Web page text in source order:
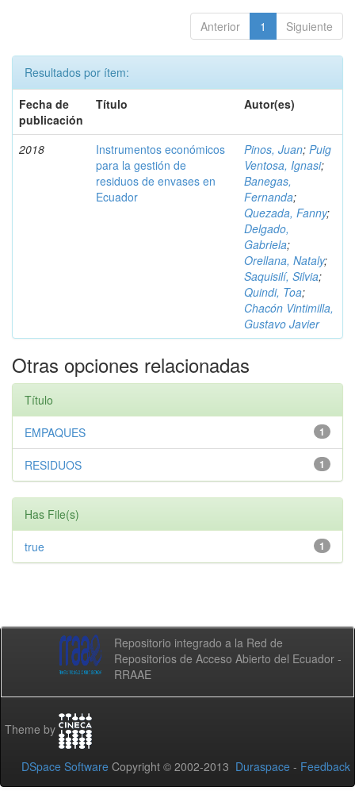
Anterior 1 Siguiente
Resultados por ítem:
Fecha de
publicación
Título Autor(es)
2018
Instrumentos económicos
para la gestión de
residuos de envases en
Ecuador
Pinos, Juan; Puig
Ventosa, Ignasi;
Banegas,
Fernanda;
Quezada, Fanny;
Delgado,
Gabriela;
Orellana, Nataly;
Saquisilí, Silvia;
Quindi, Toa;
Chacón Vintimilla,
Gustavo Javier
Otras opciones relacionadas
Título
1
EMPAQUES
1
RESIDUOS
Has File(s)
1
true
Repositorio integrado a la Red de
Repositorios de Acceso Abierto del Ecuador -
RRAAE
Theme by
DSpace Software Copyright © 2002-2013 Duraspace - Feedback